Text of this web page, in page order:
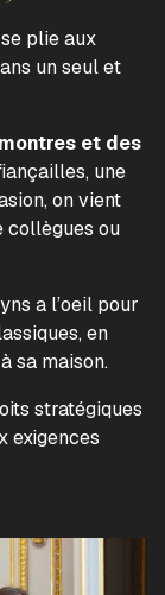
plie aux
un seul et
et des
une
on vient
collègues ou
a l’oeil pour
en
sa maison.
stratégiques
exigences